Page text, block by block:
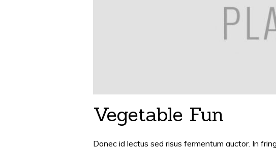
Vegetable Fun
Donec id lectus sed risus fermentum auctor. In